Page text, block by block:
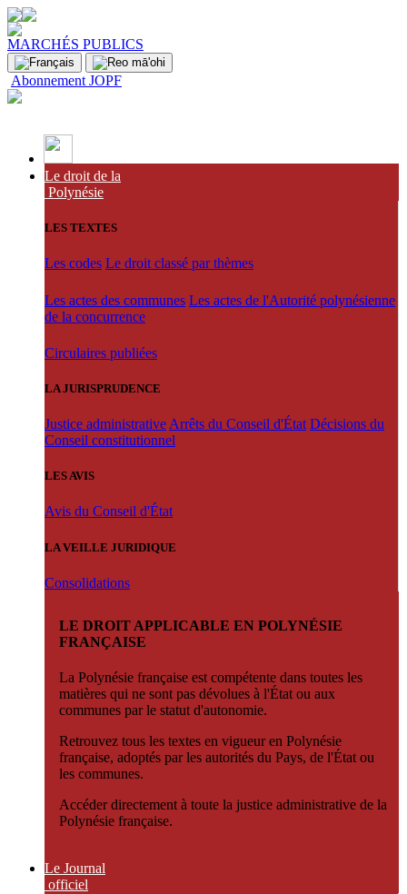
MARCHÉS PUBLICS
Abonnement JOPF
Le droit de la
Polynésie
LES TEXTES
Les codes Le droit classé par thèmes
Les actes des communes Les actes de l'Autorité polynésienne
de la concurrence
Circulaires publiées
LA JURISPRUDENCE
Justice administrative Arrêts du Conseil d'État Décisions du
Conseil constitutionnel
LES AVIS
Avis du Conseil d'État
LA VEILLE JURIDIQUE
Consolidations
LE DROIT APPLICABLE EN POLYNÉSIE
FRANÇAISE
La Polynésie française est compétente dans toutes les
matières qui ne sont pas dévolues à l'État ou aux
communes par le statut d'autonomie.
Retrouvez tous les textes en vigueur en Polynésie
française, adoptés par les autorités du Pays, de l'État ou
les communes.
Accéder directement à toute la justice administrative de la
Polynésie française.
Le Journal
officiel